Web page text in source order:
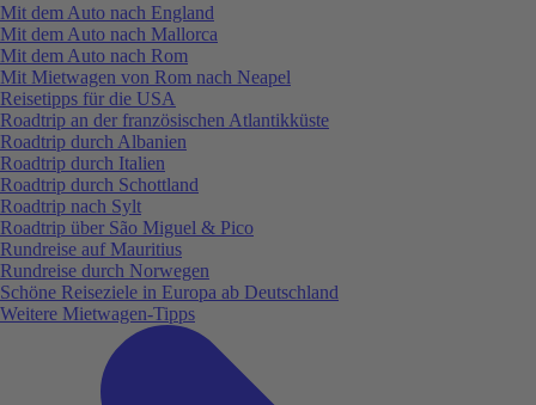
Mit dem Auto nach England
Mit dem Auto nach Mallorca
Mit dem Auto nach Rom
Mit Mietwagen von Rom nach Neapel
Reisetipps für die USA
Roadtrip an der französischen Atlantikküste
Roadtrip durch Albanien
Roadtrip durch Italien
Roadtrip durch Schottland
Roadtrip nach Sylt
Roadtrip über São Miguel & Pico
Rundreise auf Mauritius
Rundreise durch Norwegen
Schöne Reiseziele in Europa ab Deutschland
Weitere Mietwagen-Tipps